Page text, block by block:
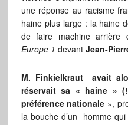
une réponse au racisme
haine plus large : la haine
de faire machine arrière
Europe 1 devant Jean-
M. Finkielkraut avait
réservait sa « haine »
préférence nationale »,
la bouche d’un homme